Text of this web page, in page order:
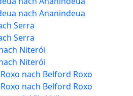
nach Ananindeua
Serra
Serra
Niterói
Niterói
nach Belford Roxo
nach Belford Roxo